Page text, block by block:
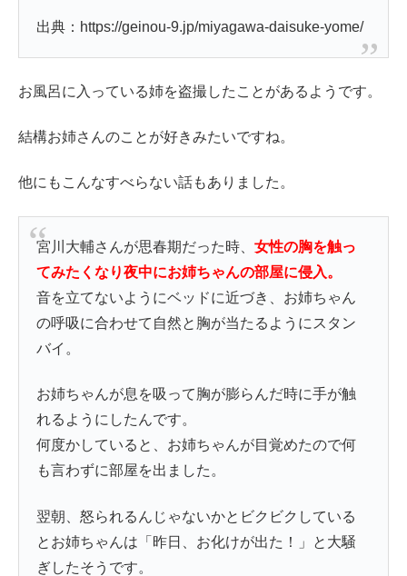
出典：https://geinou-9.jp/miyagawa-daisuke-yome/
お風呂に入っている姉を盗撮したことがあるようです。
結構お姉さんのことが好きみたいですね。
他にもこんなすべらない話もありました。
宮川大輔さんが思春期だった時、女性の胸を触っ
てみたくなり夜中にお姉ちゃんの部屋に侵入。
音を立てないようにベッドに近づき、お姉ちゃん
の呼吸に合わせて自然と胸が当たるようにスタン
バイ。
お姉ちゃんが息を吸って胸が膨らんだ時に手が触
れるようにしたんです。
何度かしていると、お姉ちゃんが目覚めたので何
も言わずに部屋を出ました。
翌朝、怒られるんじゃないかとビクビクしている
とお姉ちゃんは「昨日、お化けが出た！」と大騒
ぎしたそうです。